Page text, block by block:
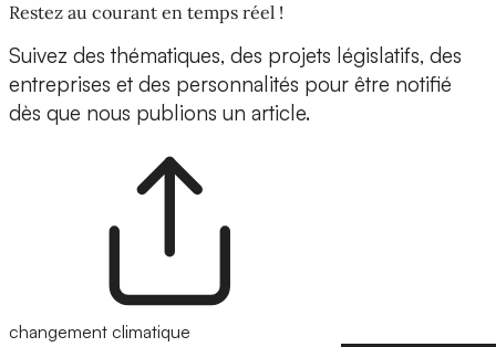
Restez au courant en temps réel !
Suivez des thématiques, des projets législatifs, des
entreprises et des personnalités pour être notifié
dès que nous publions un article.
changement climatique